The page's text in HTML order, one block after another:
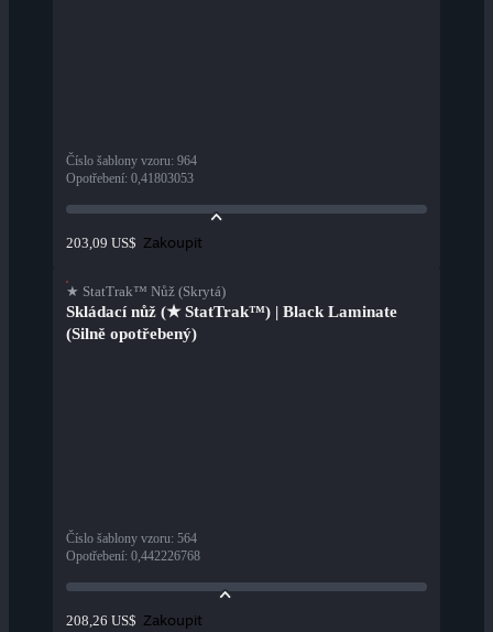
Číslo šablony vzoru: 964
Opotřebení: 0,41803053
203,09 US$ Zakoupit
★ StatTrak™ Nůž (Skrytá)
Skládací nůž (★ StatTrak™) | Black Laminate
(Silně opotřebený)
Číslo šablony vzoru: 564
Opotřebení: 0,442226768
208,26 US$ Zakoupit